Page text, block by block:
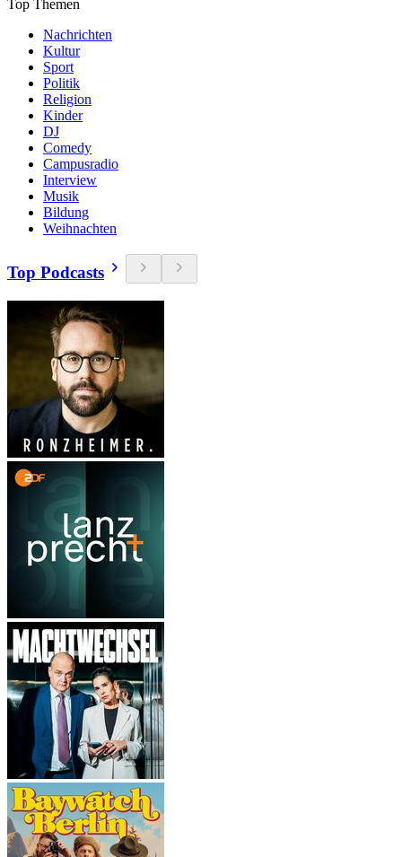
Top Themen
Nachrichten
Kultur
Sport
Politik
Religion
Kinder
DJ
Comedy
Campusradio
Interview
Musik
Bildung
Weihnachten
Top Podcasts